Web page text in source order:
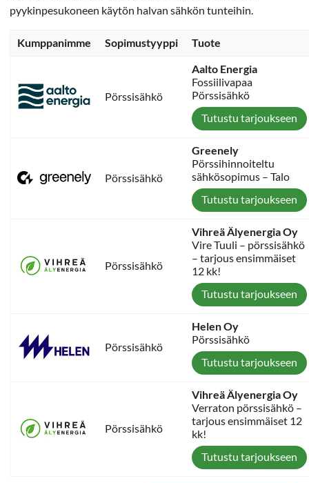
pyykinpesukoneen käytön halvan sähkön tunteihin.
Kumppanimme Sopimustyyppi Tuote
Pörssisähkö
Aalto Energia
Fossiilivapaa
Pörssisähkö
Tutustu tarjoukseen
Pörssisähkö
Greenely
Pörssihinnoiteltu
sähkösopimus – Talo
Tutustu tarjoukseen
Pörssisähkö
Vihreä Älyenergia Oy
Vire Tuuli – pörssisähkö
– tarjous ensimmäiset
12 kk!
Tutustu tarjoukseen
Pörssisähkö
Helen Oy
Pörssisähkö
Tutustu tarjoukseen
Pörssisähkö
Vihreä Älyenergia Oy
Verraton pörssisähkö –
tarjous ensimmäiset 12
kk!
Tutustu tarjoukseen